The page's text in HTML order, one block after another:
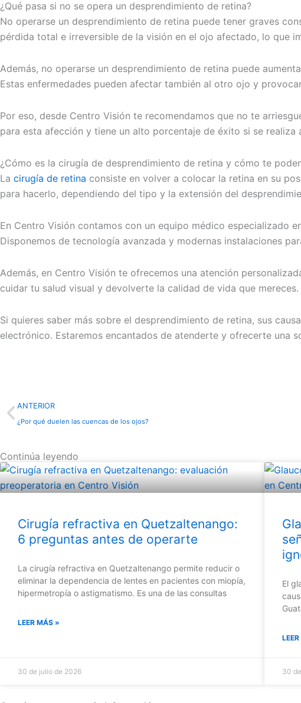
¿Qué pasa si no se opera un desprendimiento de retina?
No operarse un desprendimiento de retina puede tener graves
pérdida total e irreversible de la visión en el ojo afectado, lo que
Además, no operarse un desprendimiento de retina puede
Estas enfermedades pueden afectar también al otro ojo y
Por eso, desde Centro Visión te recomendamos que no te
para esta afección y tiene un alto porcentaje de éxito si se realiza
¿Cómo es la cirugía de desprendimiento de retina y cómo te
La cirugía de retina consiste en volver a colocar la retina en su
para hacerlo, dependiendo del tipo y la extensión del
En Centro Visión contamos con un equipo médico especializado
Disponemos de tecnología avanzada y modernas instalaciones
Además, en Centro Visión te ofrecemos una atención
cuidar tu salud visual y devolverte la calidad de vida que mereces.
Si quieres saber más sobre el desprendimiento de retina, sus
electrónico. Estaremos encantados de atenderte y ofrecerte una
Prev
ANTERIOR
¿Por qué duelen las cuencas de los ojos?
Continúa leyendo
Cirugía refractiva en Quetzaltenango:
6 preguntas antes de operarte
La cirugía refractiva en Quetzaltenango permite reducir o
eliminar la dependencia de lentes en pacientes con miopía,
hipermetropía o astigmatismo. Es una de las consultas
LEER MÁS »
30 de julio de 2026
El
30